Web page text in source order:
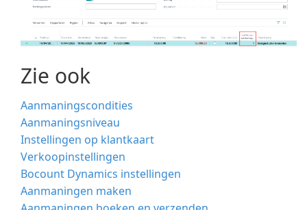
Zie ook
Aanmaningscondities
Aanmaningsniveau
Instellingen op klantkaart
Verkoopinstellingen
Bocount Dynamics instellingen
Aanmaningen maken